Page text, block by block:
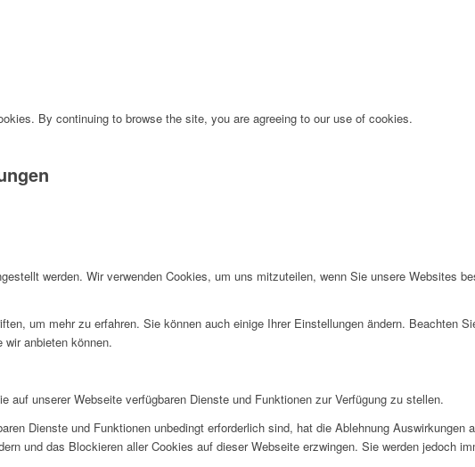
By continuing to browse the site, you are agreeing to our use of cookies.
werden. Wir verwenden Cookies, um uns mitzuteilen, wenn Sie unsere Websites
um mehr zu erfahren. Sie können auch einige Ihrer Einstellungen ändern. Beachten
anbieten können.
auf unserer Webseite verfügbaren Dienste und Funktionen zur Verfügung zu stellen.
Dienste und Funktionen unbedingt erforderlich sind, hat die Ablehnung
und das Blockieren aller Cookies auf dieser Webseite erzwingen. Sie werden jedoch